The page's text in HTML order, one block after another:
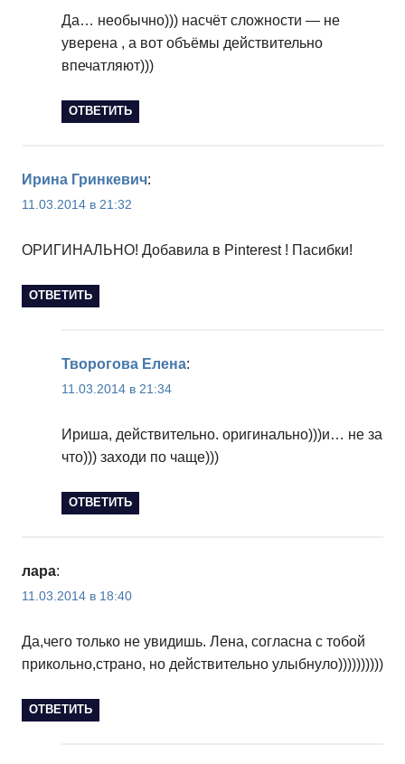
Да… необычно))) насчёт сложности — не
уверена , а вот объёмы действительно
впечатляют)))
ОТВЕТИТЬ
Ирина Гринкевич:
11.03.2014 в 21:32
ОРИГИНАЛЬНО! Добавила в Pinterest ! Пасибки!
ОТВЕТИТЬ
Творогова Елена:
11.03.2014 в 21:34
Ириша, действительно. оригинально)))и… не за
что))) заходи по чаще)))
ОТВЕТИТЬ
лара:
11.03.2014 в 18:40
Да,чего только не увидишь. Лена, согласна с тобой
прикольно,страно, но действительно улыбнуло))))))))))
ОТВЕТИТЬ